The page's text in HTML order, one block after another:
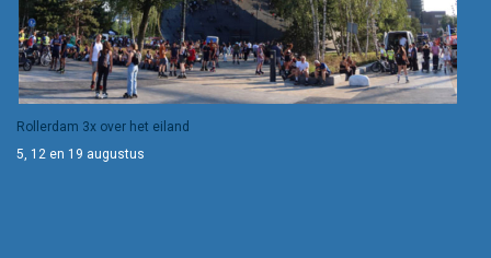
Rollerdam 3x over het eiland
5, 12 en 19 augustus